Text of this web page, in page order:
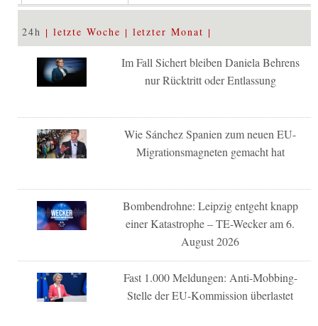
24h letzte Woche letzter Monat
Im Fall Sichert bleiben Daniela Behrens
nur Rücktritt oder Entlassung
Wie Sánchez Spanien zum neuen EU-
Migrationsmagneten gemacht hat
Bombendrohne: Leipzig entgeht knapp
einer Katastrophe – TE-Wecker am 6.
August 2026
Fast 1.000 Meldungen: Anti-Mobbing-
Stelle der EU-Kommission überlastet